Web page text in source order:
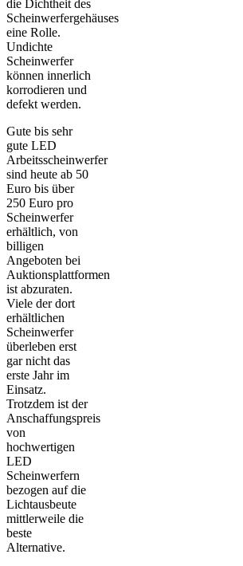
die Dichtheit des
Scheinwerfergehäuses
eine Rolle.
Undichte
Scheinwerfer
können innerlich
korrodieren und
defekt werden.
Gute bis sehr
gute LED
Arbeitsscheinwerfer
sind heute ab 50
Euro bis über
250 Euro pro
Scheinwerfer
erhältlich, von
billigen
Angeboten bei
Auktionsplattformen
ist abzuraten.
Viele der dort
erhältlichen
Scheinwerfer
überleben erst
gar nicht das
erste Jahr im
Einsatz.
Trotzdem ist der
Anschaffungspreis
von
hochwertigen
LED
Scheinwerfern
bezogen auf die
Lichtausbeute
mittlerweile die
beste
Alternative.